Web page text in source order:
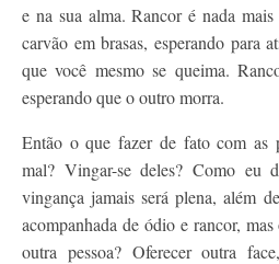
e na sua alma. Rancor é nada
carvão em brasas, esperando para
que você mesmo se queima.
esperando que o outro morra.
Então o que fazer de fato com as
mal? Vingar-se deles? Como eu
vingança jamais será plena, além
acompanhada de ódio e rancor,
outra pessoa? Oferecer outra